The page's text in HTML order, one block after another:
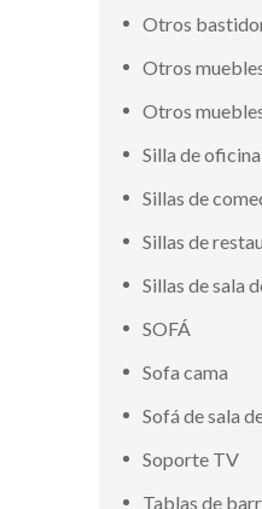
Otros
Otros
Otros
Silla de oficina
Sillas de
Sillas de
Sillas de sala
SOFÁ
Sofa cama
Sofá de sala
Soporte TV
Tablas de